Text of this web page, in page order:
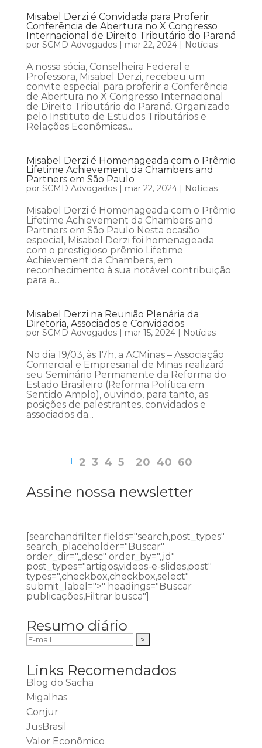
Misabel Derzi é Convidada para Proferir
Conferência de Abertura no X Congresso
Internacional de Direito Tributário do Paraná
por SCMD Advogados| mar 22, 2024| Notícias
A nossa sócia, Conselheira Federal e
Professora, Misabel Derzi, recebeu um
convite especial para proferir a Conferência
de Abertura no X Congresso Internacional
de Direito Tributário do Paraná. Organizado
pelo Instituto de Estudos Tributários e
Relações Econômicas...
Misabel Derzi é Homenageada com o Prêmio
Lifetime Achievement da Chambers and
Partners em São Paulo
por SCMD Advogados| mar 22, 2024| Notícias
Misabel Derzi é Homenageada com o Prêmio
Lifetime Achievement da Chambers and
Partners em São Paulo Nesta ocasião
especial, Misabel Derzi foi homenageada
com o prestigioso prêmio Lifetime
Achievement da Chambers, em
reconhecimento à sua notável contribuição
para a...
Misabel Derzi na Reunião Plenária da
Diretoria, Associados e Convidados
por SCMD Advogados| mar 15, 2024| Notícias
No dia 19/03, às 17h, a ACMinas – Associação
Comercial e Empresarial de Minas realizará
seu Seminário Permanente da Reforma do
Estado Brasileiro (Reforma Política em
Sentido Amplo), ouvindo, para tanto, as
posições de palestrantes, convidados e
associados da...
1 2 3 4 5 20 40 60
Assine nossa newsletter
[searchandfilter fields="search,post_types"
search_placeholder="Buscar"
order_dir=",,desc" order_by=",,id"
post_types="artigos,videos-e-slides,post"
types=",checkbox,checkbox,select"
submit_label=">" headings="Buscar
publicações,Filtrar busca"]
Resumo diário
Links Recomendados
Blog do Sacha
Migalhas
Conjur
JusBrasil
Valor Econômico